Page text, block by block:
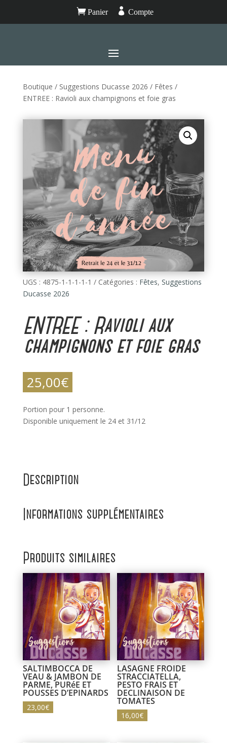
Panier  Compte
Boutique / Suggestions Ducasse 2026 / Fêtes /
ENTREE : Ravioli aux champignons et foie gras
UGS : 4875-1-1-1-1-1 Catégories : Fêtes, Suggestions
Ducasse 2026
ENTREE : Ravioli aux
champignons et foie gras
25,00€
Portion pour 1 personne.
Disponible uniquement le 24 et 31/12
Description
Informations supplémentaires
Produits similaires
SALTIMBOCCA DE
VEAU & JAMBON DE
PARME, PURéE ET
POUSSES D’EPINARDS
23,00€
LASAGNE FROIDE
STRACCIATELLA,
PESTO FRAIS ET
DECLINAISON DE
TOMATES
16,00€